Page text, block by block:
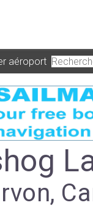
aéroport